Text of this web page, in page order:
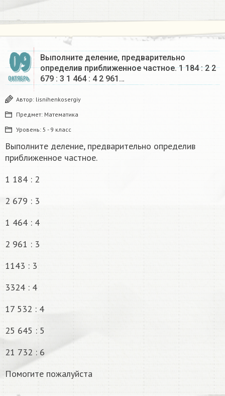
09
ОКТЯБРЬ
Выполните деление, предварительно
определив приближенное частное. 1 184 : 2 2
679 : 3 1 464 : 4 2 961…
Автор: lisnihenkosergiy
Предмет: Математика
Уровень: 5 - 9 класс
Выполните деление, предварительно определив
приближенное частное.
1 184 : 2
2 679 : 3
1 464 : 4
2 961 : 3
1143 : 3
3324 : 4
17 532 : 4
25 645 : 5
21 732 : 6
Помогите пожалуйста